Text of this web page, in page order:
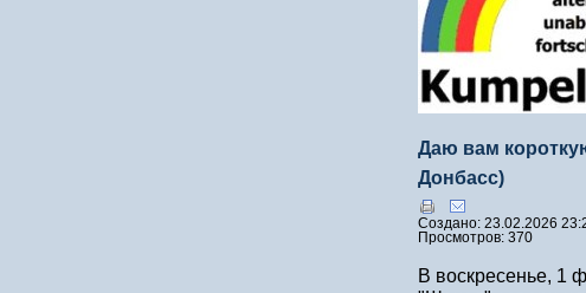
Даю вам
Донбасс)
Создано: 23.02.2026
Просмотров: 370
В воскресенье, 1